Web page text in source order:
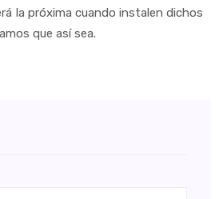
la próxima cuando instalen dichos
que así sea.